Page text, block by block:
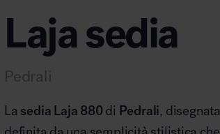
Laja sedia
Pedrali
La sedia Laja 880 di Pedrali,